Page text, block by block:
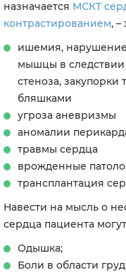
назначается МСКТ
контрастированием, –
ишемия,
мышцы в следствии
стеноза,
бляшками
угроза аневризмы
аномалии
травмы сердца
врожденные
трансплантация
Навести на мысль о
сердца пациента
Одышка;
Боли в области